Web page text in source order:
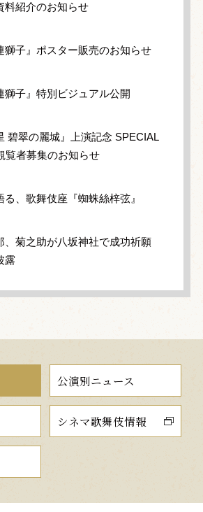
料紹介のお知らせ
獅子』ポスター販売のお知らせ
獅子』特別ビジュアル公開
碧翠の麗城』上演記念 SPECIAL
覧者募集のお知らせ
る、歌舞伎座『蜘蛛絲梓弦』
、菊之助が八坂神社で成功祈願
露
公演別ニュース
シネマ歌舞伎情報